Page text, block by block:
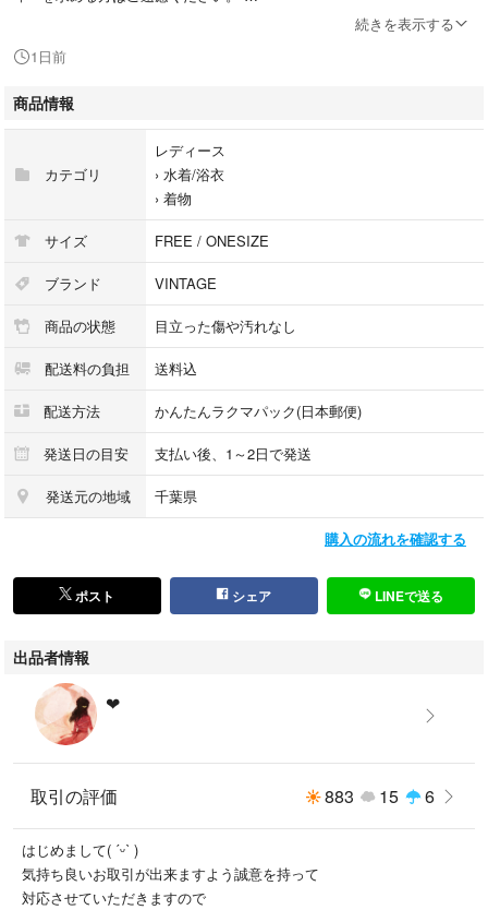
●お手持ちのモニターによっては少し色が違って見える場合がございま
す。
#花 #花柄 #牡丹 #ピンク #桃色 #総柄
#梅 #菖蒲
#着物 #振袖 #浴衣 #花柄 #鮮やか #お祭り #華やか #和 #和装 #日本
#長襦袢 #袋帯 #イベント #着付け #可愛い #卒業式 #髪飾り #振袖 #アン
ティーク #正絹 #はこせこ #帯締 #和装 #七五三 #小物 #帯揚げ #結婚式 #
訪問着 #留袖 #色留袖 #礼装用 #帯締め #ママ振袖 #レトロ #昭和レトロ #
成人式 #振袖 #草履 #着物 #丹後 #ちりめん #花火大会 #浴衣 #結び帯 #夏
祭り #ウタタネ #大正浪漫
#七五三 #子供 #着物 #浴衣 #花柄 #手毬 #ピンク #赤 #晴れ着 #日本 #和
柄 #和 #大正浪漫 #昭和レトロ #アンティーク #大正ロマン #レディース着
物 #普段着物 #着物散歩 #小紋 #羽織 #リサイクル #博多帯 #名古屋帯 #京
袋帯 #袋帯 #丸帯 #昼夜帯 #刺繍 #紬 #お祭り #イベント #パーティ #お宮
n #和服 #古董和服 #着物女子 #大人 #可愛い #単衣 #小紋
続きを表示する
1日前
商品情報
カテゴリ
レディース
› 水着/浴衣
› 着物
サイズ FREE / ONESIZE
ブランド VINTAGE
商品の状態 目立った傷や汚れなし
配送料の負担 送料込
配送方法 かんたんラクマパック(日本郵便)
発送日の目安 支払い後、1～2日で発送
発送元の地域 千葉県
購入の流れを確認する
ポスト シェア LINEで送る
出品者情報
❤︎⠀
取引の評価 883 15 6
はじめまして( ˊᵕˋ )
気持ち良いお取引が出来ますよう誠意を持って
対応させていただきますので